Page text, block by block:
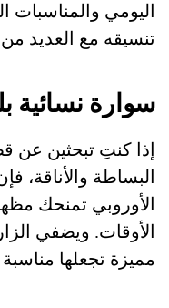
اليومي
تنسيقه مع العديد من
سوارة نسائية
إذا كنتِ تبحثين عن
البساطة والأناقة،
الأوروبي تمنحك
الأوقات. ويضفي
مميزة تجعلها مناسبة